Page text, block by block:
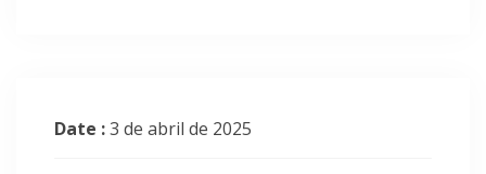
Date :3 de abril de 2025